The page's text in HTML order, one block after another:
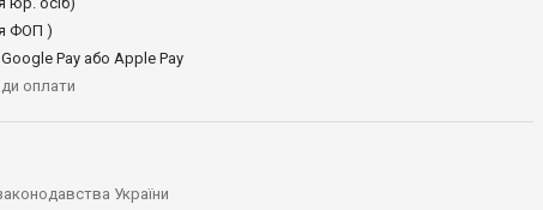
ФОП )
Pay або Apple Pay
оплати
України